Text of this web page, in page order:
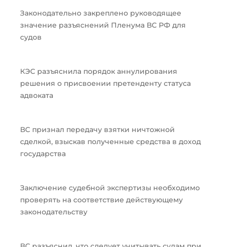
Законодательно закреплено руководящее
значение разъяснений Пленума ВС РФ для
судов
КЭС разъяснила порядок аннулирования
решения о присвоении претенденту статуса
адвоката
ВС признал передачу взятки ничтожной
сделкой, взыскав полученные средства в доход
государства
Заключение судебной экспертизы необходимо
проверять на соответствие действующему
законодательству